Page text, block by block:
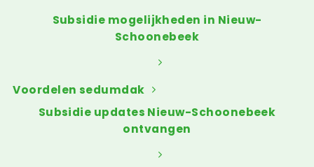
Subsidie mogelijkheden in Nieuw-
Schoonebeek
Voordelen sedumdak
Subsidie updates Nieuw-Schoonebeek
ontvangen